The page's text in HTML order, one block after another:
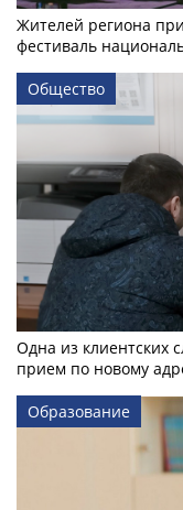
Жителей региона
фестиваль
Общество
Одна из клиентских
прием по новому
Образование